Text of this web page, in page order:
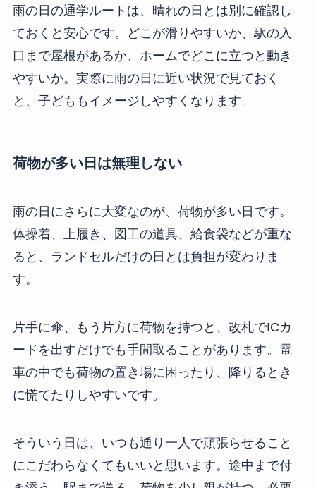
雨の日の通学ルートは、晴れの日とは別に確認し
ておくと安心です。どこが滑りやすいか、駅の入
口まで屋根があるか、ホームでどこに立つと動き
やすいか。実際に雨の日に近い状況で見ておく
と、子どももイメージしやすくなります。
荷物が多い日は無理しない
雨の日にさらに大変なのが、荷物が多い日です。
体操着、上履き、図工の道具、給食袋などが重な
ると、ランドセルだけの日とは負担が変わりま
す。
片手に傘、もう片方に荷物を持つと、改札でICカ
ードを出すだけでも手間取ることがあります。電
車の中でも荷物の置き場に困ったり、降りるとき
に慌てたりしやすいです。
そういう日は、いつも通り一人で頑張らせること
にこだわらなくてもいいと思います。途中まで付